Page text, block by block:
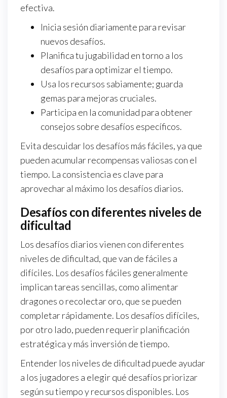
efectiva.
Inicia sesión diariamente para revisar
nuevos desafíos.
Planifica tu jugabilidad en torno a los
desafíos para optimizar el tiempo.
Usa los recursos sabiamente; guarda
gemas para mejoras cruciales.
Participa en la comunidad para obtener
consejos sobre desafíos específicos.
Evita descuidar los desafíos más fáciles, ya que
pueden acumular recompensas valiosas con el
tiempo. La consistencia es clave para
aprovechar al máximo los desafíos diarios.
Desafíos con diferentes niveles de
dificultad
Los desafíos diarios vienen con diferentes
niveles de dificultad, que van de fáciles a
difíciles. Los desafíos fáciles generalmente
implican tareas sencillas, como alimentar
dragones o recolectar oro, que se pueden
completar rápidamente. Los desafíos difíciles,
por otro lado, pueden requerir planificación
estratégica y más inversión de tiempo.
Entender los niveles de dificultad puede ayudar
a los jugadores a elegir qué desafíos priorizar
según su tiempo y recursos disponibles. Los